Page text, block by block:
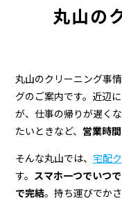
＆
宅
配
ク
リ
丸山の
丸山のクリーニング事情
グのご案内です。近辺
が、仕事の帰りが遅く
たいときなど、 営業時
そんな丸山では、 宅配
す。 スマホ一つでいつ
で完結。持ち運びでか